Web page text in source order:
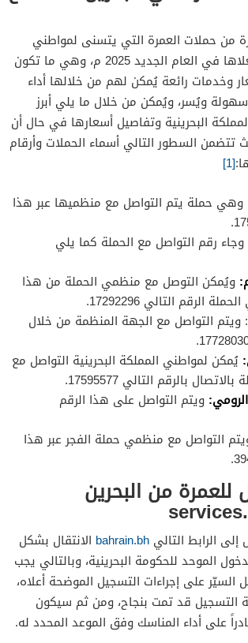
من حملات العمرة التي يتسنى لمواطني
مملكة البحرين استغلاها في العام الجديد 2025 م، وهي ما تكون
وخدمات رائعة يُمكن لهم من خلالها أداء
ويُسر، ويُمكن من خلال ما يلي أبرز
البحرينية وتفاصيل أسعارها في حال أن
تتضمن السطور التالي أسماء الحملات وأرقام
[1]
وهي حملة يتم التواصل مع منظميها عبر هذا
وجاء رقم التواصل مع الحملة كما يلي
ويُمكن التوصل مع منظمي الحملة من هذا
الرقم التالي 17292296.
: ويتم التواصل مع الجهة المنظمة من خلال
يُمكن لمواطني المملكة البحرينية التواصل مع
بالرقم التالي 17595577.
ويتم التواصل على هذا الرقم
التواصل مع منظمي حملة الفجر عبر هذا
للعمرة من البحرين
الرابط التالي bahrain.bh الانتقال بشكل
الموحد للحكومة البحرينية، وبالتالي يجب
السيّر على إجراءات التسجيل الموضحة أعلاه،
التسجيل قد تمت بنجاح، ومن ثم سيكون
على أداء المناسك وفق الموعد المحدد له.